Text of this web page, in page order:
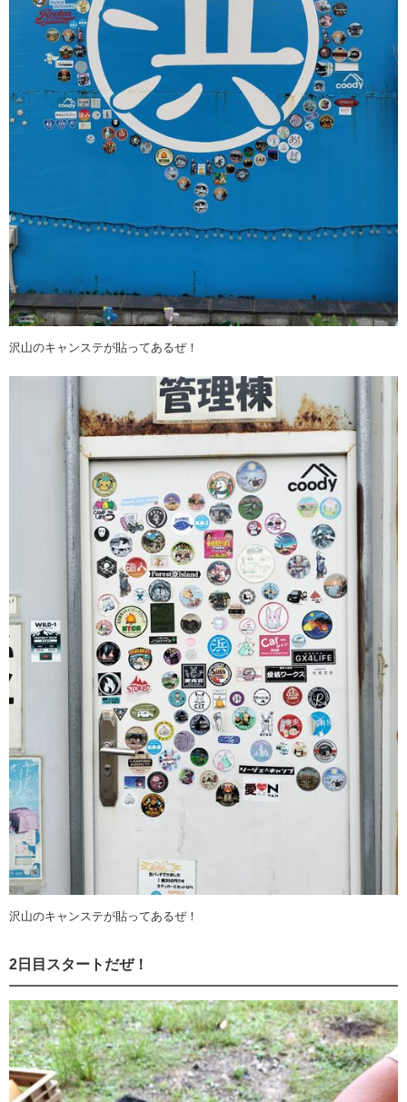
沢山のキャンステが貼ってあるぜ！
沢山のキャンステが貼ってあるぜ！
2日目スタートだぜ！